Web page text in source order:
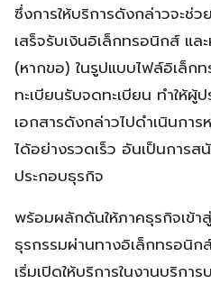
ซึ่งการให้บริการดังกล่าวจะช่ว
เสร็จรับเงินอิเล็กทรอนิกส์ แ
(หากขอ) ในรูปแบบไฟล์อิเล็ก
ทะเบียนรับจดทะเบียน ทำให้ผู้
เอกสารดังกล่าวไปดำเนินก
ได้อย่างรวดเร็ว อันเป็นการส
ประกอบธุรกิจ
พร้อมผลักดันให้ภาคธุรกิจเข้า
ธุรกรรมผ่านทางอิเล็กทรอนิ
เริ่มเปิดให้บริการในงานบริกา